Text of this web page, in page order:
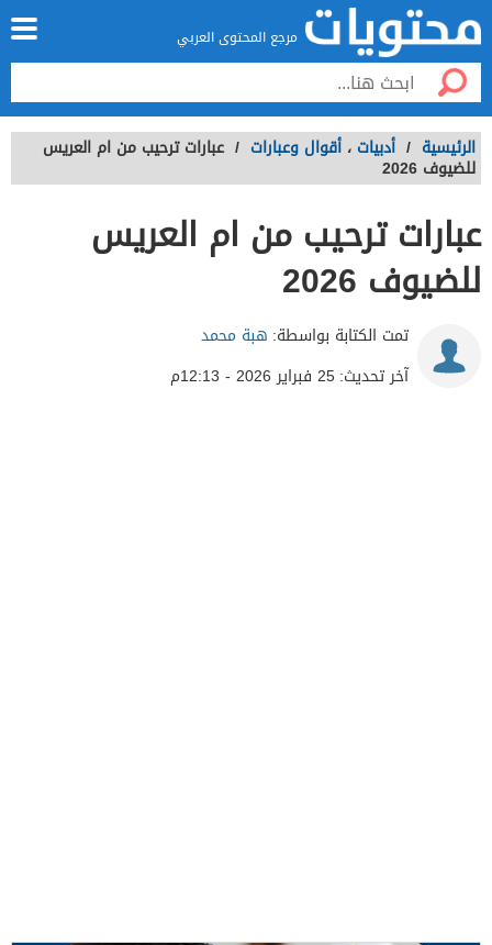
مرجع المحتوى العربي
الرئيسية / أدبيات ، أقوال وعبارات / عبارات ترحيب من ام العريس
للضيوف 2026
عبارات ترحيب من ام العريس
للضيوف 2026
تمت الكتابة بواسطة: هبة محمد
آخر تحديث:25 فبراير 2026 - 12:13م